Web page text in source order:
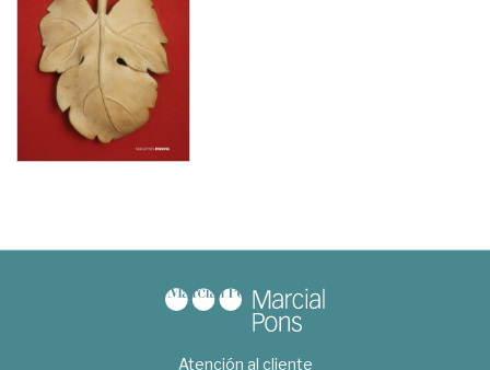
Atención al cliente